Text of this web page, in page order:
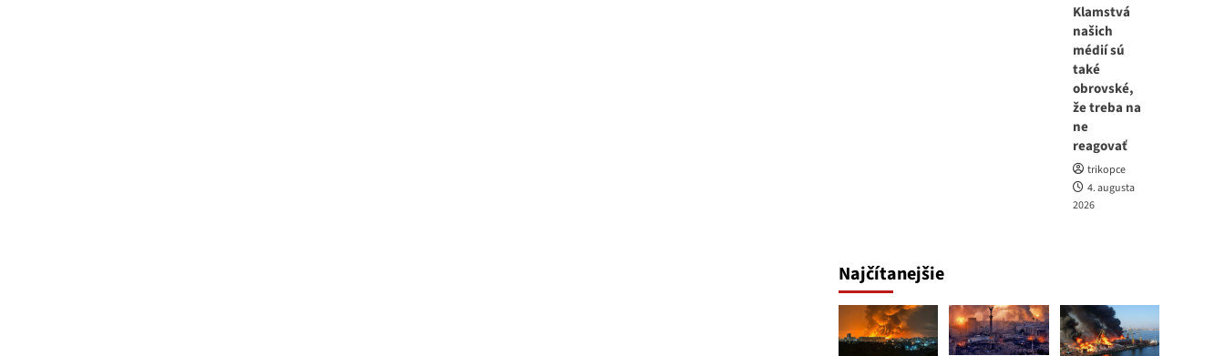
Klamstvá
našich
médií sú
také
obrovské,
že treba na
ne
reagovať
trikopce
4. augusta
2026
Najčítanejšie